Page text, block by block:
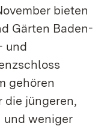
bieten
Gärten Baden-
und
gehören
die jüngeren,
und weniger